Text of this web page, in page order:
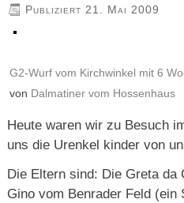
Publiziert 21. Mai 2009
G2-Wurf vom Kirchwinkel mit 6
von Dalmatiner vom Hossenhaus
Heute waren wir zu Besuch
uns die Urenkel kinder von
Die Eltern sind: Die Greta da
Gino vom Benrader Feld (ein